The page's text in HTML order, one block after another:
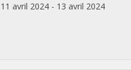
11 avril 2024 - 13 avril 2024